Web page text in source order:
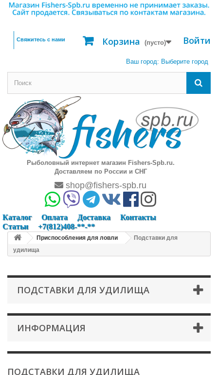
Войти
Корзина (пусто)
Свяжитесь с нами
Ваш город: Выберите город
Рыболовный интернет магазин Fishers-Spb.ru.
Доставляем по России и СНГ
shop@fishers-spb.ru
Каталог Оплата Доставка
Контакты
Статьи
+7(812)408-**-**
Приспособления для ловли
Подставки для
удилища
ПОДСТАВКИ ДЛЯ УДИЛИЩА
ИНФОРМАЦИЯ
ПОДСТАВКИ ДЛЯ УДИЛИЩА